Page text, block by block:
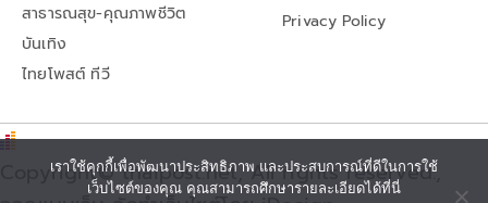
สาธารณสุข-คุณภาพชีวิต
บันเทิง
ไทยโพสต์ ทีวี
Privacy Policy
Copyright© thaipost.net, All rights reserved.,
เราใช้คุกกี้เพื่อพัฒนาประสิทธิภาพ และประสบการณ์ที่ดีในการใช้
เว็บไซต์ของคุณ คุณสามารถศึกษารายละเอียดได้ที่นี่